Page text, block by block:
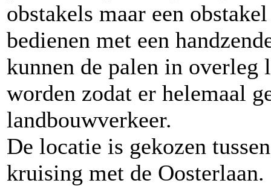
obstakels maar een
bedienen met een
kunnen de palen in overleg
worden zodat er helemaal
landbouwverkeer.
De locatie is gekozen
kruising met de